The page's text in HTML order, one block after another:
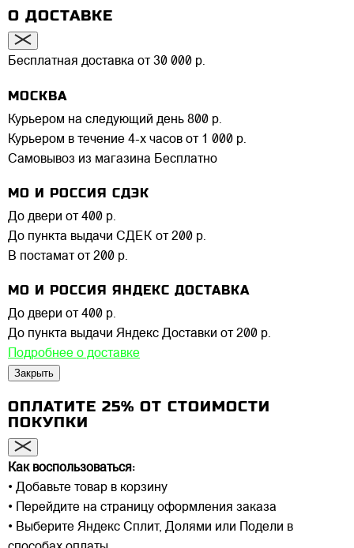
О ДОСТАВКЕ
Бесплатная доставка от 30 000 р.
МОСКВА
Курьером на следующий день 800 р.
Курьером в течение 4-х часов от 1 000 р.
Самовывоз из магазина Бесплатно
МО И РОССИЯ СДЭК
До двери от 400 р.
До пункта выдачи СДЕК от 200 р.
В постамат от 200 р.
МО И РОССИЯ ЯНДЕКС ДОСТАВКА
До двери от 400 р.
До пункта выдачи Яндекс Доставки от 200 р.
Подробнее о доставке
Закрыть
ОПЛАТИТЕ 25% ОТ СТОИМОСТИ
ПОКУПКИ
Как воспользоваться:
• Добавьте товар в корзину
• Перейдите на страницу оформления заказа
• Выберите Яндекс Сплит, Долями или Подели в